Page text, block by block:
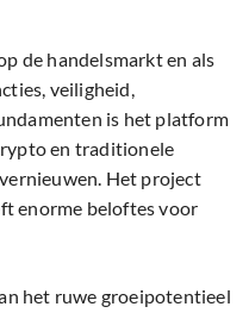
de handelsmarkt en als
veiligheid,
is het platform
en traditionele
Het project
enorme beloftes voor
het ruwe groeipotentieel